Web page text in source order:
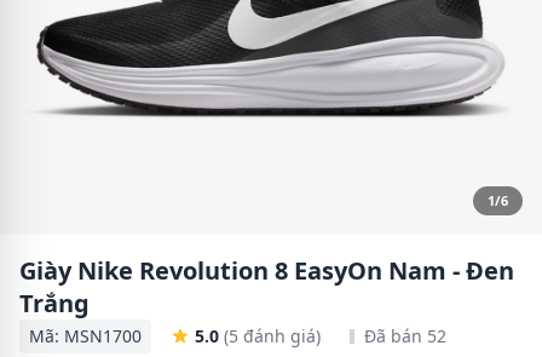
1/6
Giày Nike Revolution 8 EasyOn Nam - Đen
Trắng
Mã: MSN1700 5.0 (5 đánh giá) Đã bán 52